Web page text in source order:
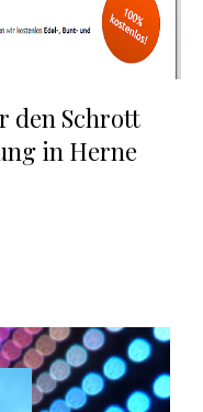
den Schrott
in Herne